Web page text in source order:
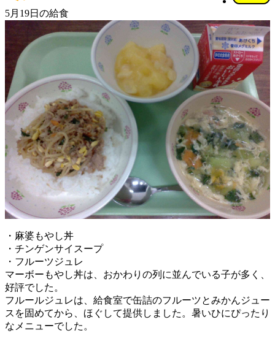
5月19日の給食
・麻婆もやし丼
・チンゲンサイスープ
・フルーツジュレ
マーボーもやし丼は、おかわりの列に並んでいる子が多く、
好評でした。
フルールジュレは、給食室で缶詰のフルーツとみかんジュー
スを固めてから、ほぐして提供しました。暑いひにぴったり
なメニューでした。